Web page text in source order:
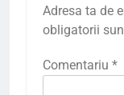
Adresa ta de
obligatorii
Comentariu *